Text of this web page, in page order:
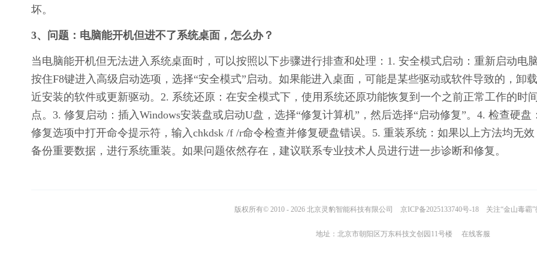
坏。
3、问题：电脑能开机但进不了系统桌面，怎么办？
当电脑能开机但无法进入系统桌面时，可以按照以下步骤进行排查和处理：1. 安全模式启动：重新启动电脑
按住F8键进入高级启动选项，选择“安全模式”启动。如果能进入桌面，可能是某些驱动或软件导致的，卸
近安装的软件或更新驱动。2. 系统还原：在安全模式下，使用系统还原功能恢复到一个之前正常工作的时间
点。3. 修复启动：插入Windows安装盘或启动U盘，选择“修复计算机”，然后选择“启动修复”。4. 检查硬盘
修复选项中打开命令提示符，输入chkdsk /f /r命令检查并修复硬盘错误。5. 重装系统：如果以上方法均无效
备份重要数据，进行系统重装。如果问题依然存在，建议联系专业技术人员进行进一步诊断和修复。
版权所有© 2010 - 2026 北京灵豹智能科技有限公司 京ICP备2025133740号-18 关注“金山毒霸
地址：北京市朝阳区万东科技文创园11号楼 在线客服